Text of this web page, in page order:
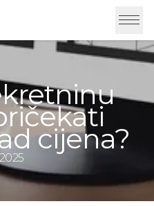
cijena?